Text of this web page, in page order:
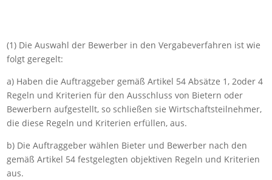
(1) Die Auswahl der Bewerber in den Vergabeverfahren ist wie
folgt geregelt:
a) Haben die Auftraggeber gemäß Artikel 54 Absätze 1, 2oder 4
Regeln und Kriterien für den Ausschluss von Bietern oder
Bewerbern aufgestellt, so schließen sie Wirtschaftsteilnehmer,
die diese Regeln und Kriterien erfüllen, aus.
b) Die Auftraggeber wählen Bieter und Bewerber nach den
gemäß Artikel 54 festgelegten objektiven Regeln und Kriterien
aus.